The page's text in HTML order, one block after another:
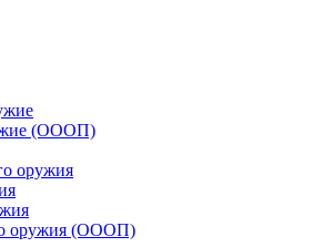
(ОООП)
оружия
оружия (ОООП)